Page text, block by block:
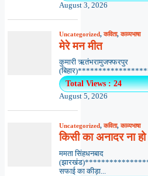
August 3, 2026
Uncategorized,कविता,काव्यभाषा
मेरे मन मीत
कुमारी ऋतंभरामुजफ्फरपुर
Total Views : 24
August 5, 2026
Uncategorized,कविता,काव्यभाषा
किसी का अनादर ना हो
ममता सिंहधनबाद
सफाई का कीड़ा...